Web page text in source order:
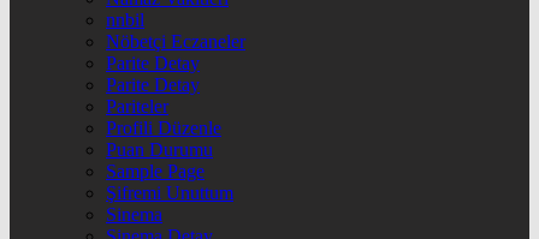
nnbil
Nöbetçi Eczaneler
Parite Detay
Parite Detay
Pariteler
Profili Düzenle
Puan Durumu
Sample Page
Şifremi Unuttum
Sinema